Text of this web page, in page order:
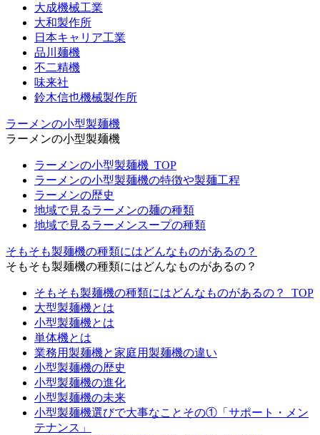
大成機械工業
大和製作所
日本キャリア工業
品川麺機
不二精機
味来社
鈴木信也機械製作所
ラーメンの小型製麺機
ラーメンの小型製麺機
ラーメンの小型製麺機_TOP
ラーメンの小型製麺機の特徴や製麺工程
ラーメンの歴史
地域で見るラーメンの麺の種類
地域で見るラーメンスープの種類
そもそも製麺機の種類にはどんなものがあるの？
そもそも製麺機の種類にはどんなものがあるの？
そもそも製麺機の種類にはどんなものがあるの？_TOP
大型製麺機とは
小型製麺機とは
単体機とは
業務用製麺機と家庭用製麺機の違い
小型製麺機の歴史
小型製麺機の進化
小型製麺機の未来
小型製麺機選びで大事なことその①「サポート・メン
テナンス」